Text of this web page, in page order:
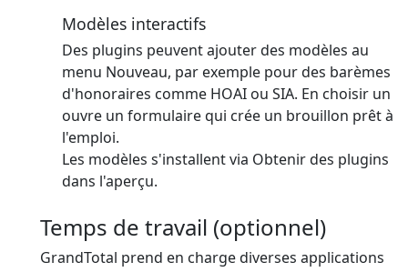
Modèles interactifs
Des plugins peuvent ajouter des modèles au
menu Nouveau, par exemple pour des barèmes
d'honoraires comme HOAI ou SIA. En choisir un
ouvre un formulaire qui crée un brouillon prêt à
l'emploi.
Les modèles s'installent via Obtenir des plugins
dans l'aperçu.
Temps de travail (optionnel)
GrandTotal prend en charge diverses applications